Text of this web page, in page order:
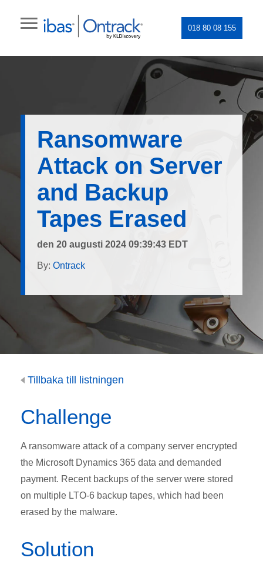
018 80 08 155
Ransomware
Attack on Server
and Backup
Tapes Erased
den 20 augusti 2024 09:39:43 EDT
By: Ontrack
Tillbaka till listningen
Challenge
A ransomware attack of a company server encrypted
the Microsoft Dynamics 365 data and demanded
payment. Recent backups of the server were stored
on multiple LTO-6 backup tapes, which had been
erased by the malware.
Solution